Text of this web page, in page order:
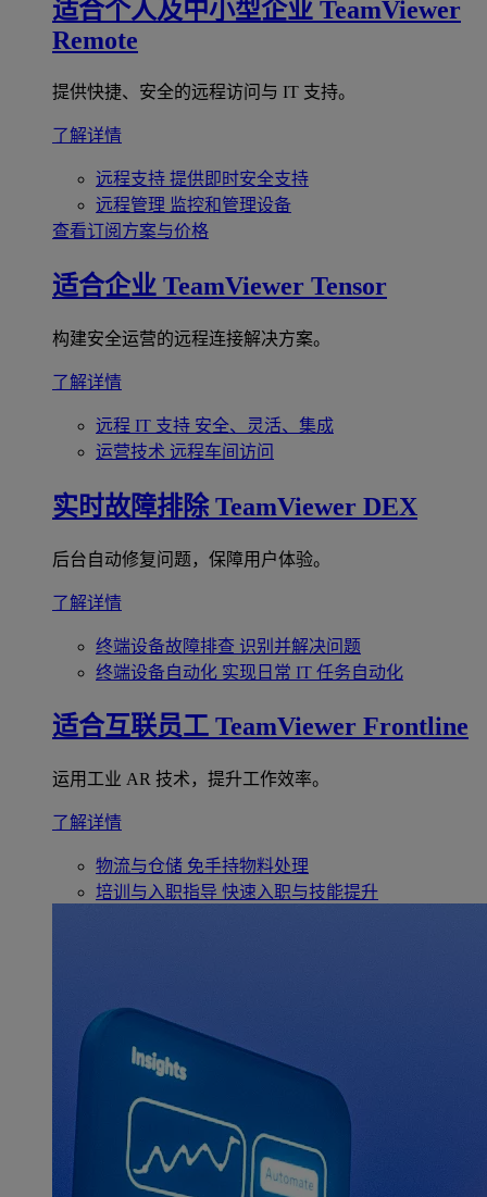
适合个人及中小型企业 TeamViewer
Remote
提供快捷、安全的远程访问与 IT 支持。
了解详情
远程支持 提供即时安全支持
远程管理 监控和管理设备
查看订阅方案与价格
适合企业 TeamViewer Tensor
构建安全运营的远程连接解决方案。
了解详情
远程 IT 支持 安全、灵活、集成
运营技术 远程车间访问
实时故障排除 TeamViewer DEX
后台自动修复问题，保障用户体验。
了解详情
终端设备故障排查 识别并解决问题
终端设备自动化 实现日常 IT 任务自动化
适合互联员工 TeamViewer Frontline
运用工业 AR 技术，提升工作效率。
了解详情
物流与仓储 免手持物料处理
培训与入职指导 快速入职与技能提升